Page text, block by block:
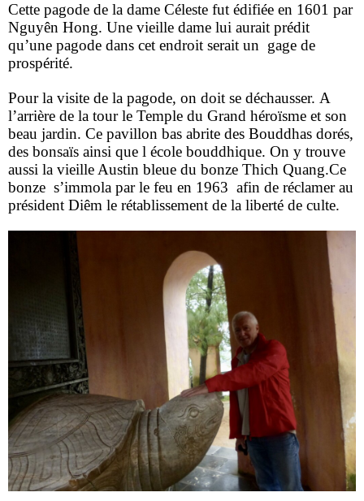
Cette pagode de la dame Céleste fut édifiée en 1601 par
Nguyên Hong. Une vieille dame lui aurait prédit
qu’une pagode dans cet endroit serait un gage de
prospérité.
Pour la visite de la pagode, on doit se déchausser. A
l’arrière de la tour le Temple du Grand héroïsme et son
beau jardin. Ce pavillon bas abrite des Bouddhas dorés,
des bonsaïs ainsi que l école bouddhique. On y trouve
aussi la vieille Austin bleue du bonze Thich Quang.Ce
bonze s’immola par le feu en 1963 afin de réclamer au
président Diêm le rétablissement de la liberté de culte.